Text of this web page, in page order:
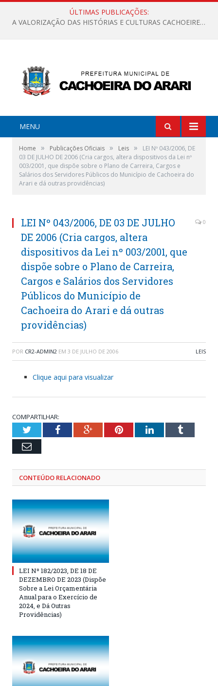
ÚLTIMAS PUBLICAÇÕES:
A VALORIZAÇÃO DAS HISTÓRIAS E CULTURAS CACHOEIRENSES
MENU
Home » Publicações Oficiais » Leis »
LEI Nº 043/2006, DE
03 DE JULHO DE 2006 (Cria cargos, altera dispositivos da Lei nº
003/2001, que dispõe sobre o Plano de Carreira, Cargos e
Salários dos Servidores Públicos do Município de Cachoeira do
Arari e dá outras providências)
LEI Nº 043/2006, DE 03 DE JULHO
DE 2006 (Cria cargos, altera
dispositivos da Lei nº 003/2001, que
dispõe sobre o Plano de Carreira,
Cargos e Salários dos Servidores
Públicos do Município de
Cachoeira do Arari e dá outras
providências)
0
POR CR2-ADMIN2 EM 3 DE JULHO DE 2006 LEIS
Clique aqui para visualizar
COMPARTILHAR:
TwitterFacebookGoogle+PinterestLinkedInTumblr
Email
CONTEÚDO RELACIONADO
LEI Nº 182/2023, DE 18 DE
DEZEMBRO DE 2023 (Dispõe
Sobre a Lei Orçamentária
Anual para o Exercício de
2024, e Dá Outras
Providências)